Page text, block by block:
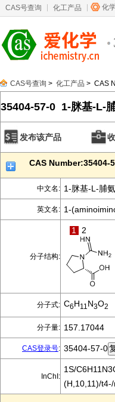
CAS号查询 化工产品 化
CAS号查询 > 化工产品 > CAS
35404-57-0 1-脒基-L-
发布该产品
CAS Number:35404-
中文名: 1-脒基-L-脯
英文名: 1-
分子结构:
1 2
分子式: C6H11 N3O2
分子量: 157.17044
CAS登录号: 35404-57-0
InChI:
1S/
(H,10,11)/t4-/